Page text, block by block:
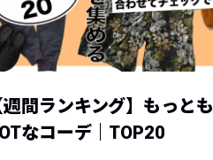
週間ランキング】もっとも
なコーデ｜TOP20